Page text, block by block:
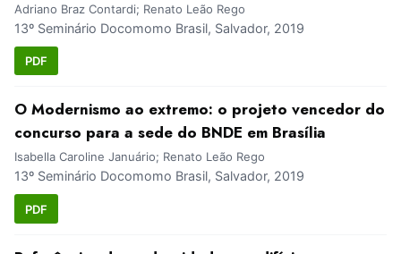
Adriano Braz Contardi; Renato Leão Rego
13º Seminário Docomomo Brasil, Salvador, 2019
PDF
O Modernismo ao extremo: o projeto vencedor do
concurso para a sede do BNDE em Brasília
Isabella Caroline Januário; Renato Leão Rego
13º Seminário Docomomo Brasil, Salvador, 2019
PDF